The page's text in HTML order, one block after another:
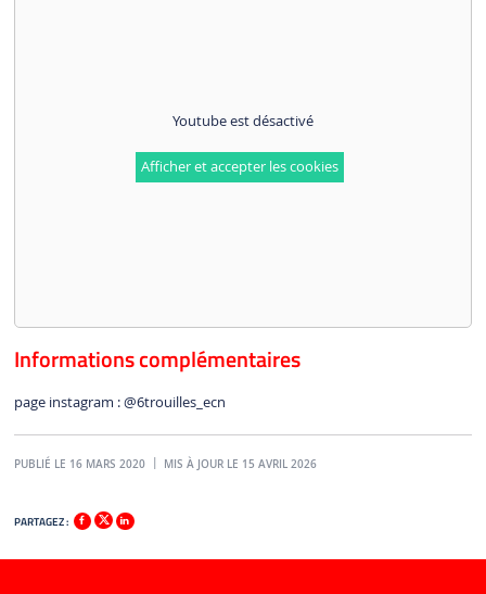
Youtube est désactivé
Afficher et accepter les cookies
Informations complémentaires
page instagram : @6trouilles_ecn
PUBLIÉ LE 16 MARS 2020 MIS À JOUR LE 15 AVRIL 2026
PARTAGEZ :